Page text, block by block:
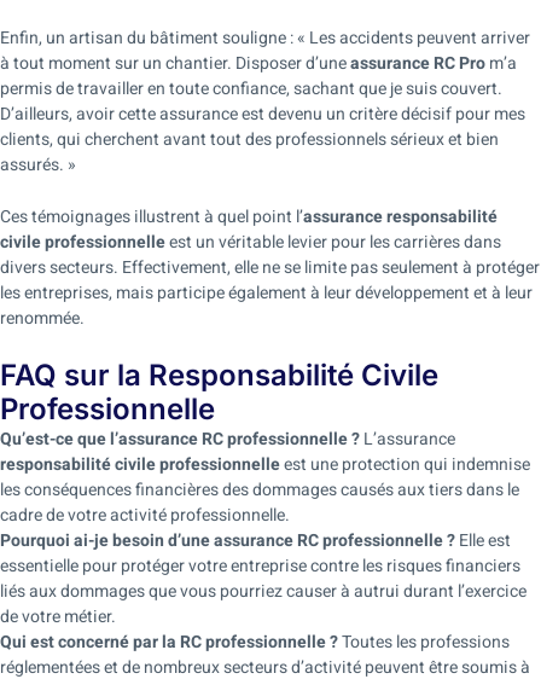
Enfin, un artisan du bâtiment souligne : « Les accidents peuvent arriver
à tout moment sur un chantier. Disposer d’uneassurance RC Prom’a
permis de travailler en toute confiance, sachant que je suis couvert.
D’ailleurs, avoir cette assurance est devenu un critère décisif pour mes
clients, qui cherchent avant tout des professionnels sérieux et bien
assurés. »
Ces témoignages illustrent à quel point l’assurance responsabilité
civile professionnelleest un véritable levier pour les carrières dans
divers secteurs. Effectivement, elle ne se limite pas seulement à protéger
les entreprises, mais participe également à leur développement et à leur
renommée.
FAQ sur la Responsabilité Civile
Professionnelle
Qu’est-ce que l’assurance RC professionnelle ?L’assurance
responsabilité civile professionnelleest une protection qui indemnise
les conséquences financières des dommages causés aux tiers dans le
cadre de votre activité professionnelle.
Pourquoi ai-je besoin d’une assurance RC professionnelle ?Elle est
essentielle pour protéger votre entreprise contre les risques financiers
liés aux dommages que vous pourriez causer à autrui durant l’exercice
de votre métier.
Qui est concerné par la RC professionnelle ?Toutes les professions
réglementées et de nombreux secteurs d’activité peuvent être soumis à